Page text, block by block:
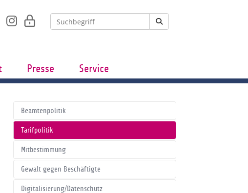
Presse Service
Beamtenpolitik
Tarifpolitik
Mitbestimmung
Gewalt gegen Beschäftigte
Digitalisierung/Datenschutz